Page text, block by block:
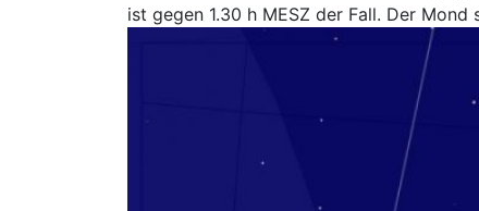
ist gegen 1.30 h MESZ der Fall. Der Mond